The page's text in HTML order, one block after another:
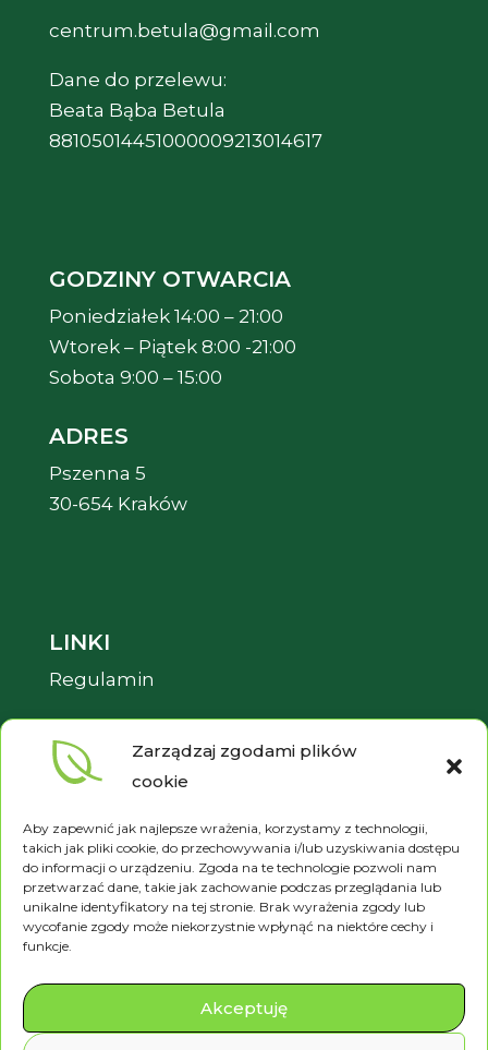
Zarządzaj zgodami plików
cookie
Aby zapewnić jak najlepsze wrażenia, korzystamy z technologii,
takich jak pliki cookie, do przechowywania i/lub uzyskiwania dostępu
do informacji o urządzeniu. Zgoda na te technologie pozwoli nam
przetwarzać dane, takie jak zachowanie podczas przeglądania lub
unikalne identyfikatory na tej stronie. Brak wyrażenia zgody lub
wycofanie zgody może niekorzystnie wpłynąć na niektóre cechy i
funkcje.
Akceptuję
centrum.betula@gmail.com
Dane do przelewu:
Beata Bąba Betula
88105014451000009213014617
GODZINY OTWARCIA
Poniedziałek 14:00 – 21:00
Wtorek – Piątek 8:00 -21:00
Sobota 9:00 – 15:00
ADRES
Pszenna 5
30-654 Kraków
LINKI
Regulamin
Polityka prywatności